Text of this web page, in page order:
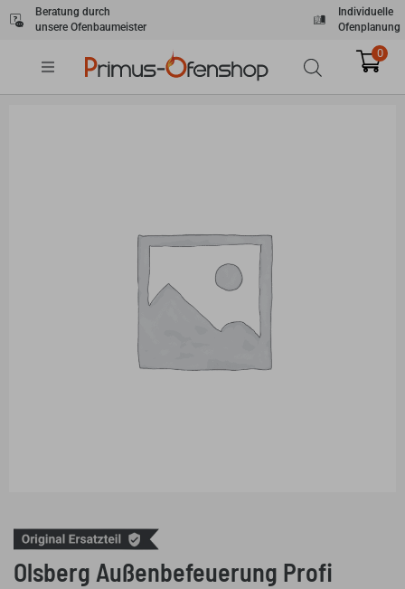
Zum
Inhalt
Beratung durch
unsere Ofenbaumeister
Individuelle
Ofenplanung
0
Olsberg Außenbefeuerung Profi